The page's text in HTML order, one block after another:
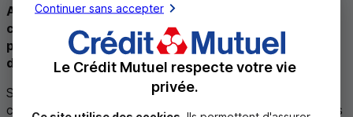
Aucune banque ne vous demande des informations
confidentielles sur vos comptes ou sur votre carte
par téléphone ou par e-mail. En aucun cas vous ne
devez donner vos codes à qui que ce soit.
Si quelqu’un vous appelle pour vous demander de
communiquer des informations confidentielles ou faire des
Continuer sans accepter
Le Crédit Mutuel respecte votre vie
privée.